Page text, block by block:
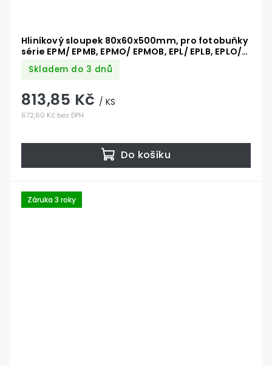
Hliníkový sloupek 80x60x500mm, pro fotobuňky
série EPM/ EPMB, EPMO/ EPMOB, EPL/ EPLB, EPLO/
EPLOB a bezdrátových fotobuňek PHW s
použitím adaptéru PHWA1
Skladem do 3 dnů
672,60 Kč bez DPH
813,85 Kč / KS
Do košíku
Záruka 3 roky